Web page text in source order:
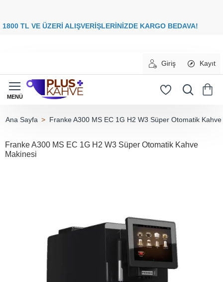
00 TL VE ÜZERİ ALIŞVERİŞLERİNİZDE KARGO
Giriş Kayıt
Franke A300 MS EC 1G H2 W3 Süper Otomatik
Franke A300 MS EC 1G H2 W3 Süper Otomatik Kahve
Makinesi